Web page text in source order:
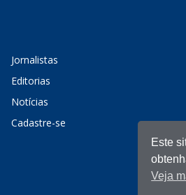
Jornalistas
Editorias
Notícias
Cadastre-se
Este
Veja